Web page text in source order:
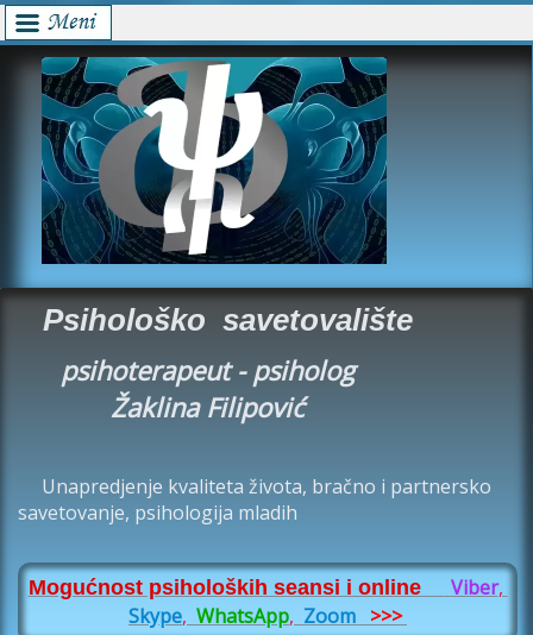
Psihološko savetovalište
psihoterapeut - psiholog
Žaklina Filipović
Unapredjenje kvaliteta života, bračno i partnersko
savetovanje, psihologija mladih
Mogućnost psiholoških seansi i online Viber,
Skype, WhatsApp, Zoom >>>